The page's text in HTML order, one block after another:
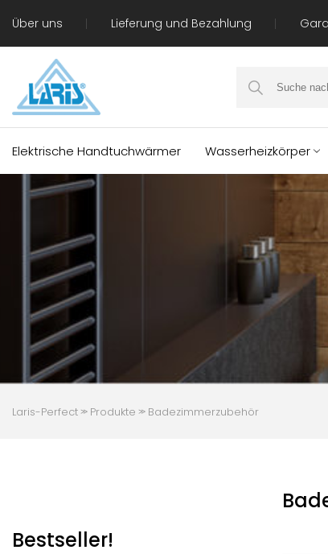
Über uns Lieferung und Bezahlung
Elektrische Handtuchwärmer Wasserheizkörper
Laris-Perfect ≫ Produkte ≫ Badezimmerzubehör
Bestseller!